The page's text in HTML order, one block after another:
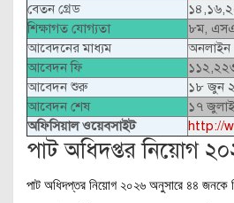
বেতন গ্রেড
শিক্ষাগত যোগ্যতা
৮ম,
আবেদনের মাধ্যম
অনলাইন
আবেদন ফি
আবেদন শুরু
১৮ জুন
আবেদন শেষ
১৭
অফিসিয়াল ওয়েবসাইট
http://
পাট অধিদপ্তর নিয়োগ
পাট অধিদপ্তর নিয়োগ ২০২৬ অনুসারে ৪৪ জনকে